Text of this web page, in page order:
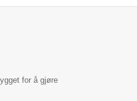
for å gjøre